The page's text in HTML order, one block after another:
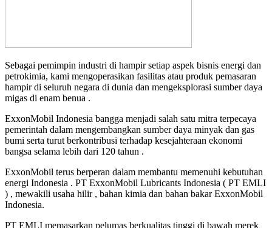
Sebagai pemimpin industri di hampir setiap aspek bisnis energi dan
petrokimia, kami mengoperasikan fasilitas atau produk pemasaran
hampir di seluruh negara di dunia dan mengeksplorasi sumber daya
migas di enam benua .
ExxonMobil Indonesia bangga menjadi salah satu mitra terpecaya
pemerintah dalam mengembangkan sumber daya minyak dan gas
bumi serta turut berkontribusi terhadap kesejahteraan ekonomi
bangsa selama lebih dari 120 tahun .
ExxonMobil terus berperan dalam membantu memenuhi kebutuhan
energi Indonesia . PT ExxonMobil Lubricants Indonesia ( PT EMLI
) , mewakili usaha hilir , bahan kimia dan bahan bakar ExxonMobil
Indonesia.
PT EMLI memasarkan pelumas berkualitas tinggi di bawah merek